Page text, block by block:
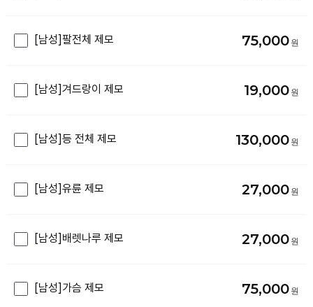
[남성]팔전체 제모 75,000
[남성]겨드랑이 제모 19,000
[남성]등 전체 제모 130,000
[남성]유륜 제모 27,000
[남성]배렛나루 제모 27,000
[남성]가슴 제모 75,000